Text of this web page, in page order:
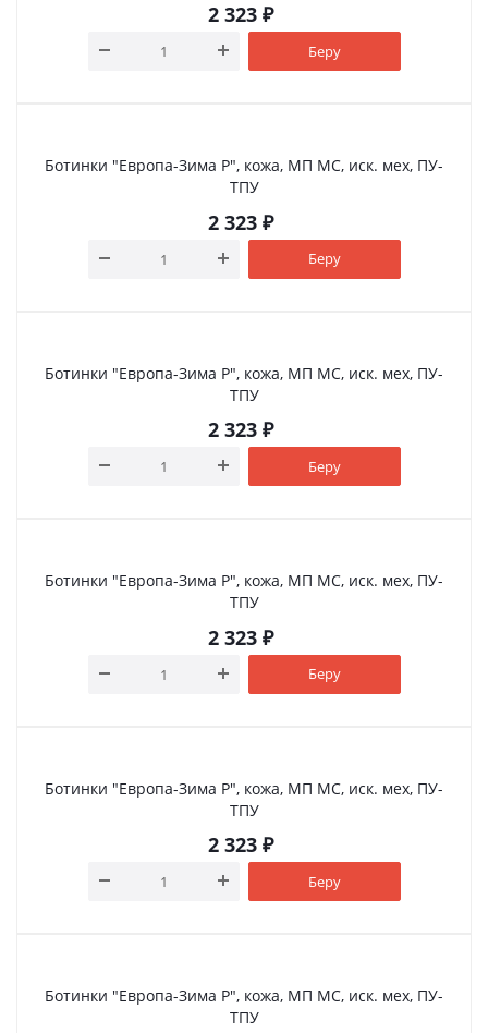
2 323₽
Беру
Ботинки "Европа-Зима Р", кожа, МП МС, иск. мех, ПУ-
ТПУ
2 323₽
Беру
Ботинки "Европа-Зима Р", кожа, МП МС, иск. мех, ПУ-
ТПУ
2 323₽
Беру
Ботинки "Европа-Зима Р", кожа, МП МС, иск. мех, ПУ-
ТПУ
2 323₽
Беру
Ботинки "Европа-Зима Р", кожа, МП МС, иск. мех, ПУ-
ТПУ
2 323₽
Беру
Ботинки "Европа-Зима Р", кожа, МП МС, иск. мех, ПУ-
ТПУ